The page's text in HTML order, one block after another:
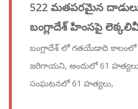
522 మతపరమైన
బంగ్లాదేశ్ హింసపై
బంగ్లాదేశ్ లో గతయేడాది
జరిగాయని, అందులో 61 హత్యలు
సంఘటనలో 61 హత్యలు,